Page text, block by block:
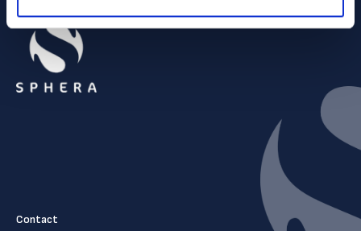
Contact